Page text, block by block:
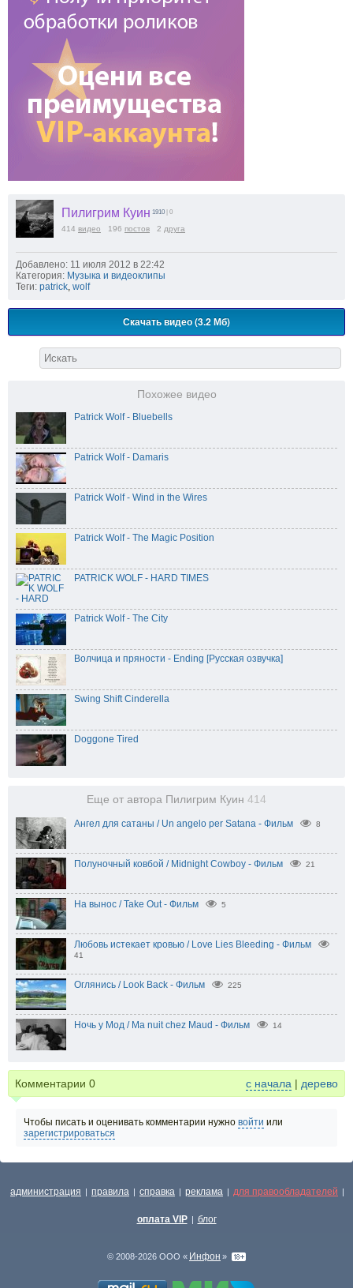
Пилигрим Куин 1910 | 0
414 видео 196 постов 2 друга
Добавлено: 11 июля 2012 в 22:42
Категория: Музыка и видеоклипы
Теги: patrick wolf
Скачать видео (3.2 Мб)
Похожее видео
Patrick Wolf - Bluebells
Patrick Wolf - Damaris
Patrick Wolf - Wind in the Wires
Patrick Wolf - The Magic Position
PATRICK WOLF - HARD TIMES
Patrick Wolf - The City
Волчица и пряности - Ending [Русская озвучка]
Swing Shift Cinderella
Doggone Tired
Еще от автора Пилигрим Куин 414
Ангел для сатаны / Un angelo per Satana - Фильм 8
Полуночный ковбой / Midnight Cowboy - Фильм 21
На вынос / Take Out - Фильм 5
Любовь истекает кровью / Love Lies Bleeding - Фильм
41
Оглянись / Look Back - Фильм 225
Ночь у Мод / Ma nuit chez Maud - Фильм 14
Комментарии 0 с начала | дерево
Чтобы писать и оценивать комментарии нужно войти или
зарегистрироваться
администрация | правила | справка | реклама | для правообладателей |
оплата VIP | блог
© 2008-2026 ООО « Инфон »